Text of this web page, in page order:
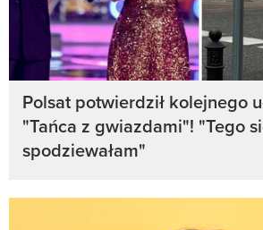
Polsat potwierdził kolejnego
"Tańca z gwiazdami"! "Tego
spodziewałam"